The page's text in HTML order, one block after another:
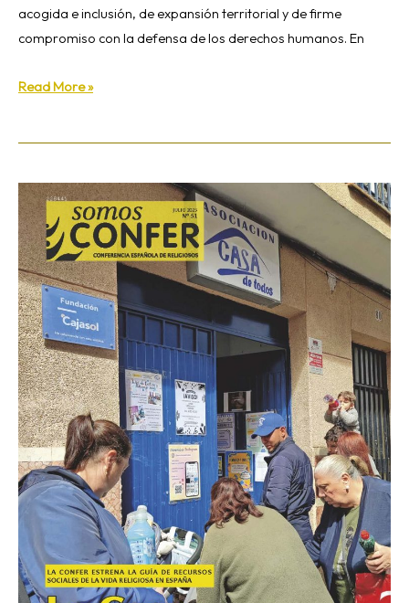
acogida e inclusión, de expansión territorial y de firme
compromiso con la defensa de los derechos humanos. En
Read More »
SomosCONFER:
«La
Casa
de
Todos»